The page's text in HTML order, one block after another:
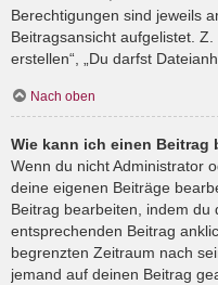
Berechtigungen sind jeweils
Beitragsansicht aufgelistet.
erstellen“, „Du darfst
Nach oben
Wie kann ich einen Beitrag
Wenn du nicht Administrator
deine eigenen Beiträge
Beitrag bearbeiten, indem du
entsprechenden Beitrag
begrenzten Zeitraum nach
jemand auf deinen Beitrag